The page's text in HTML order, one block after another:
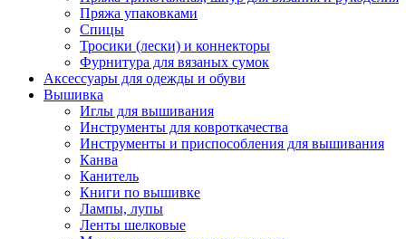
Пряжа упаковками
Спицы
Тросики (лески) и коннекторы
Фурнитура для вязаных сумок
Аксессуары для одежды и обуви
Вышивка
Иглы для вышивания
Инструменты для ковроткачества
Инструменты и приспособления для вышивания
Канва
Канитель
Книги по вышивке
Лампы, лупы
Ленты шелковые